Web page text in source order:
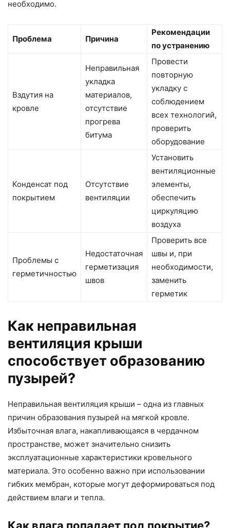
необходимо.
Проблема Причина
Рекомендации
по устранению
Вздутия на
кровле
Неправильная
укладка
материалов,
отсутствие
прогрева
битума
Провести
повторную
укладку с
соблюдением
всех технологий,
проверить
оборудование
Конденсат под
покрытием
Отсутствие
вентиляции
Установить
вентиляционные
элементы,
обеспечить
циркуляцию
воздуха
Проблемы с
герметичностью
Недостаточная
герметизация
швов
Проверить все
швы и, при
необходимости,
заменить
герметик
Как неправильная
вентиляция крыши
способствует образованию
пузырей?
Неправильная вентиляция крыши – одна из главных
причин образования пузырей на мягкой кровле.
Избыточная влага, накапливающаяся в чердачном
пространстве, может значительно снизить
эксплуатационные характеристики кровельного
материала. Это особенно важно при использовании
гибких мембран, которые могут деформироваться под
действием влаги и тепла.
Как влага попадает под покрытие?